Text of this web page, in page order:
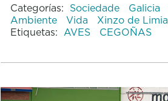
Categorías: Sociedade Galicia
Ambiente
Vida
Xinzo de Limia
Etiquetas: AVES CEGOÑAS